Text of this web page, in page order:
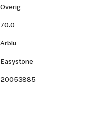
Overig
70.0
Arblu
Easystone
20053885